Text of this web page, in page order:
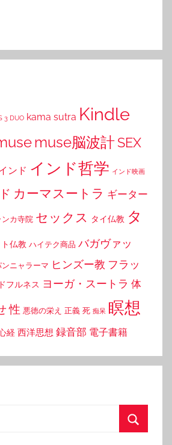
3 DUO kama sutra Kindle
muse脳波計SEX
ンド インド哲学 インド映画
カーマスートラ ギーター
ンカ寺院 セックス タイ仏教 タ
仏教 ハイテク商品 バガヴァッ
ンニャラーマ ヒンズー教 フラッ
フルネス ヨーガ・スートラ 体
性 悪徳の栄え 正義 死 痴呆 瞑想
経 西洋思想 録音部 電子書籍